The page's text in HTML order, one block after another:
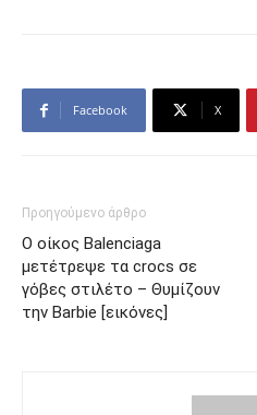
Facebook X
Προηγούμενο άρθρο
Ο οίκος Balenciaga
μετέτρεψε τα crocs σε
γόβες στιλέτο – Θυμίζουν
την Barbie [εικόνες]